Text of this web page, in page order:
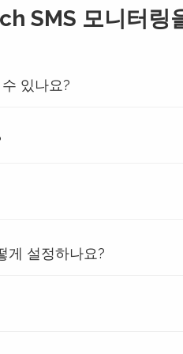
SMS 모니터링
있나요?
게 설정하나요?